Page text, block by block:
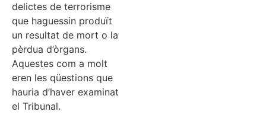
delictes de terrorisme
que haguessin produït
un resultat de mort o la
pèrdua d’òrgans.
Aquestes com a molt
eren les qüestions que
hauria d’haver examinat
el Tribunal.